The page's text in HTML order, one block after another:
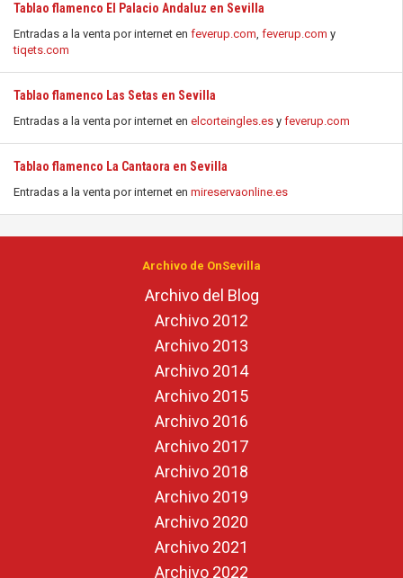
Tablao flamenco El Palacio Andaluz en Sevilla
Entradas a la venta por internet en feverup.com, feverup.com y
tiqets.com
Tablao flamenco Las Setas en Sevilla
Entradas a la venta por internet en elcorteingles.es y feverup.com
Tablao flamenco La Cantaora en Sevilla
Entradas a la venta por internet en mireservaonline.es
Archivo de OnSevilla
Archivo del Blog
Archivo 2012
Archivo 2013
Archivo 2014
Archivo 2015
Archivo 2016
Archivo 2017
Archivo 2018
Archivo 2019
Archivo 2020
Archivo 2021
Archivo 2022